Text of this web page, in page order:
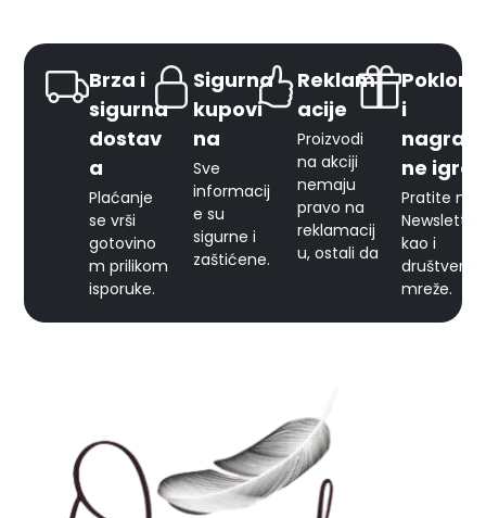
Brza i
sigurna
dostav
a
Plaćanje
se vrši
gotovino
m prilikom
isporuke.
Sigurna
kupovi
na
Sve
informacij
e su
sigurne i
zaštićene.
Reklam
acije
Proizvodi
na akciji
nemaju
pravo na
reklamacij
u, ostali da
Pokloni
i
nagrad
ne igre
Pratite naš
Newsletter
kao i
društvene
mreže.